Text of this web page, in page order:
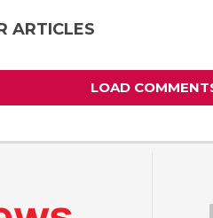
ARTICLES
LOAD